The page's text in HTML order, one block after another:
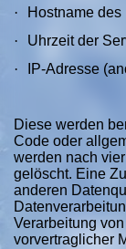
·
Hostname
·
Uhrzeit der
·
IP-Adresse
Diese werden
Code oder
werden nach
gelöscht. Eine
anderen
Verarbeitung
vorvertraglicher